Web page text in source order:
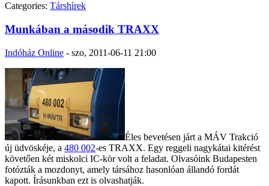
Categories: Társhírek
Munkában a második TRAXX
Indóház Online - szo, 2011-06-11 21:00
Éles bevetésen járt a MÁV Trakció
új üdvöskéje, a 480 002-es TRAXX. Egy reggeli nagykátai kitérést
követően két miskolci IC-kör volt a feladat. Olvasóink Budapesten
fotózták a mozdonyt, amely társához hasonlóan állandó fordát
kapott. Írásunkban ezt is olvashatják.